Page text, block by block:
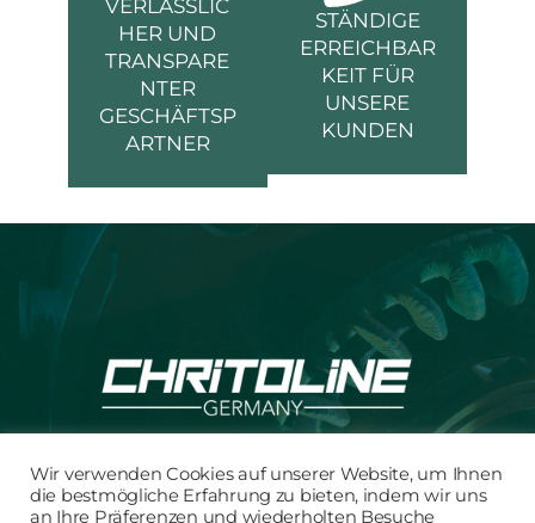
VERLÄSSLIC
HER UND
TRANSPARE
NTER
GESCHÄFTSP
ARTNER
STÄNDIGE
ERREICHBAR
KEIT FÜR
UNSERE
KUNDEN
KONTAKT / IMPRESSUM
Wir verwenden Cookies auf unserer Website, um Ihnen
die bestmögliche Erfahrung zu bieten, indem wir uns
an Ihre Präferenzen und wiederholten Besuche